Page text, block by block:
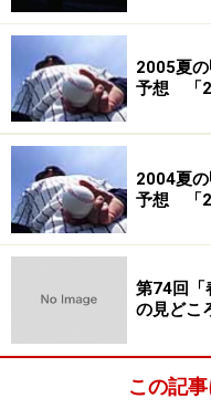
2005夏
予想 「
2004夏
予想 「
第74回
の見どこ
この記